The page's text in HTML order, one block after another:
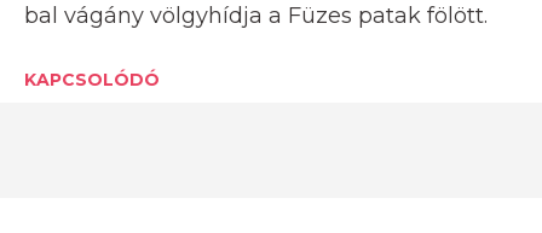
bal vágány völgyhídja a Füzes patak fölött.
KAPCSOLÓDÓ